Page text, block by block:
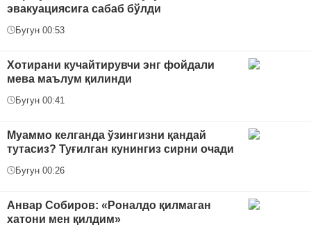
эвакуациясига сабаб бўлди
Бугун 00:53
Хотирани кучайтирувчи энг фойдали
мева маълум қилинди
Бугун 00:41
Муаммо келганда ўзингизни қандай
тутасиз? Туғилган кунингиз сирни очади
Бугун 00:26
Анвар Собиров: «Роналдо қилмаган
хатони мен қилдим»